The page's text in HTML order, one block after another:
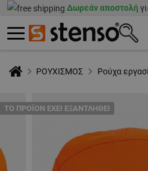
Δωρεάν αποστολή
ΡΟΥΧΙΣΜΟΣ Ρούχα
ТΟ ΠΡΟΪΌΝ ΈΧΕΙ ΕΞΑΝΤΛΗΘΕΊ